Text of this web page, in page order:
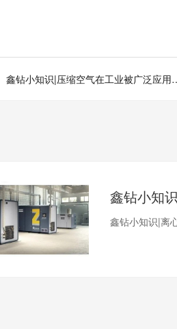
鑫钻小知识|压缩
鑫钻小知识|离